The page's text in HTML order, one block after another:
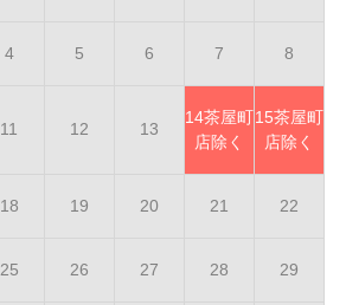
4 5 6 7 8
11 12 13
14茶屋町
店除く
15茶屋町
店除く
18 19 20 21 22
25 26 27 28 29